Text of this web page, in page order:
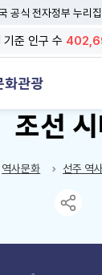
공식 전자정부 누리
기준 인구 수
화관광
조선
역사문화 선주 역사